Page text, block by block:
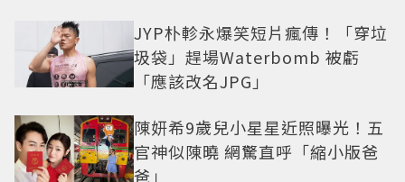
JYP朴軫永爆笑短片瘋傳！「穿垃
圾袋」趕場Waterbomb 被虧
「應該改名JPG」
陳妍希9歲兒小星星近照曝光！五
官神似陳曉 網驚直呼「縮小版爸
爸」